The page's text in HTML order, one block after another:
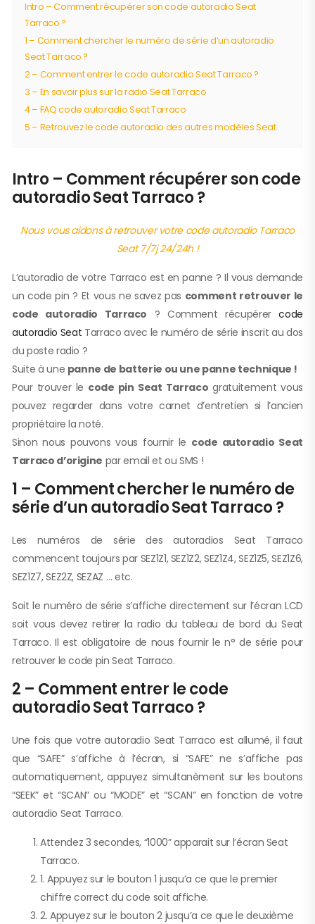
Intro – Comment récupérer son code autoradio Seat
Tarraco ?
1 – Comment chercher le numéro de série d’un autoradio
Seat Tarraco ?
2 – Comment entrer le code autoradio Seat Tarraco ?
3 – En savoir plus sur la radio Seat Tarraco
4 – FAQ code autoradio Seat Tarraco
5 – Retrouvez le code autoradio des autres modèles Seat
Intro – Comment récupérer son code
autoradio Seat Tarraco ?
Nous vous aidons à retrouver votre code autoradio Tarraco
Seat 7/7j 24/24h !
L’autoradio de votre Tarraco est en panne ? Il vous demande
un code pin ? Et vous ne savez pas comment retrouver le
code autoradio Tarraco ? Comment récupérercode
autoradio Seat Tarraco avec le numéro de série inscrit au dos
du poste radio ?
Suite à une panne de batterie ou une panne technique !
Pour trouver le code pin Seat Tarraco gratuitement vous
pouvez regarder dans votre carnet d’entretien si l’ancien
propriétaire la noté.
Sinon nous pouvons vous fournir le code autoradio Seat
Tarraco d’origine par email et ou SMS !
1 – Comment chercher le numéro de
série d’un autoradio Seat Tarraco ?
Les numéros de série des autoradios Seat Tarraco
commencent toujours par SEZ1Z1, SEZ1Z2, SEZ1Z4, SEZ1Z5, SEZ1Z6,
SEZ1Z7, SEZ2Z, SEZAZ … etc.
Soit le numéro de série s’affiche directement sur l’écran LCD
soit vous devez retirer la radio du tableau de bord du Seat
Tarraco. Il est obligatoire de nous fournir le n° de série pour
retrouver le code pin Seat Tarraco.
2 – Comment entrer le code
autoradio Seat Tarraco ?
Une fois que votre autoradio Seat Tarraco est allumé, il faut
que “SAFE” s’affiche à l’écran, si “SAFE” ne s’affiche pas
automatiquement, appuyez simultanèment sur les boutons
“SEEK” et “SCAN” ou “MODE” et “SCAN” en fonction de votre
autoradio Seat Tarraco.
Attendez 3 secondes, “1000” apparait sur l’écran Seat
Tarraco.
1. Appuyez sur le bouton 1 jusqu’a ce que le premier
chiffre correct du code soit affiche.
2. Appuyez sur le bouton 2 jusqu’a ce que le deuxième